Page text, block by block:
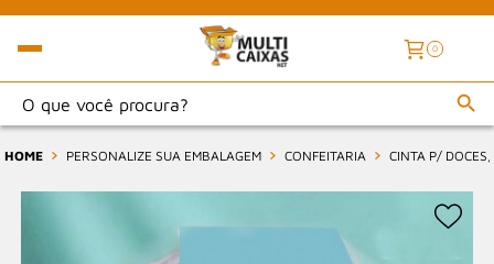
0
HOME PERSONALIZE SUA EMBALAGEM CONFEITARIA CINTA P/